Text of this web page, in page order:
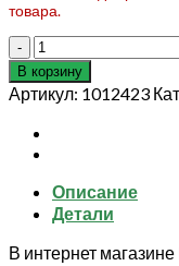
товара.
Количество
товара
Тележка
грузовая
TOR
КГ-450
п
450
(колеса
В корзину
Артикул: 1012423
Описание
Детали
В интернет